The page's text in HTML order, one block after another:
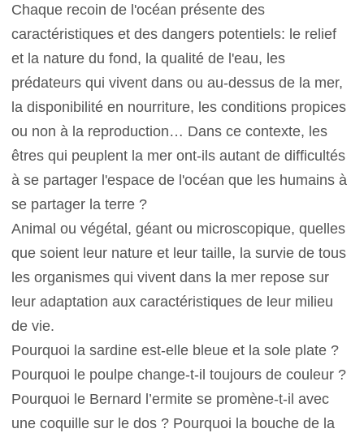
Chaque recoin de l'océan présente des
caractéristiques et des dangers potentiels: le relief
et la nature du fond, la qualité de l'eau, les
prédateurs qui vivent dans ou au-dessus de la mer,
la disponibilité en nourriture, les conditions propices
ou non à la reproduction… Dans ce contexte, les
êtres qui peuplent la mer ont-ils autant de difficultés
à se partager l'espace de l'océan que les humains à
se partager la terre ?
Animal ou végétal, géant ou microscopique, quelles
que soient leur nature et leur taille, la survie de tous
les organismes qui vivent dans la mer repose sur
leur adaptation aux caractéristiques de leur milieu
de vie.
Pourquoi la sardine est-elle bleue et la sole plate ?
Pourquoi le poulpe change-t-il toujours de couleur ?
Pourquoi le Bernard l’ermite se promène-t-il avec
une coquille sur le dos ? Pourquoi la bouche de la